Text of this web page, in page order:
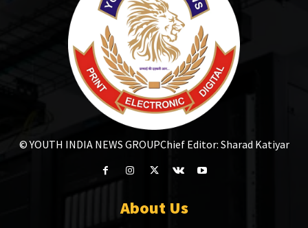
© YOUTH INDIA NEWS GROUPChief Editor: Sharad Katiyar
About Us